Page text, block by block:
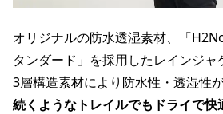
オリジナルの防水透湿素材、「
タンダード」を採用したレインジ
3層構造素材により防水性・透湿性が
続くようなトレイルでもドライで快